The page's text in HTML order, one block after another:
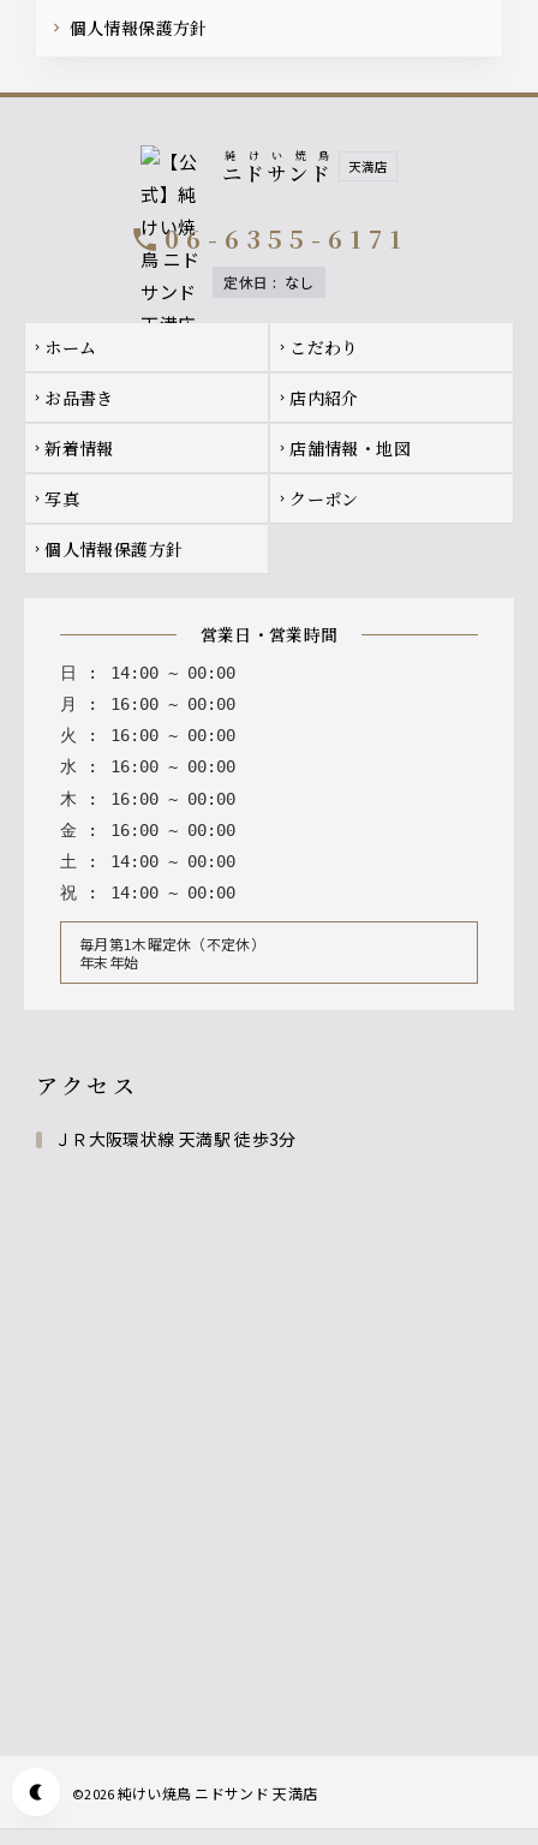
個人情報保護方針
純けい焼鳥
ニドサンド 天満店
call 06-6355-6171
定休日 : なし
Footer navigation
chevron_right ホーム chevron_right こだわり
chevron_right お品書き chevron_right 店内紹介
chevron_right 新着情報 chevron_right 店舗情報・地図
chevron_right 写真 chevron_right クーポン
chevron_right 個人情報保護方針
営業日・営業時間
日 : 14: 00 ~ 00: 00
月
: 16: 00 ~ 00: 00
火
: 16: 00 ~ 00: 00
水 : 16: 00 ~ 00: 00
木 : 16: 00 ~ 00: 00
金 : 16: 00 ~ 00: 00
土 : 14: 00 ~ 00: 00
祝 : 14: 00 ~ 00: 00
毎月第1木曜定休（不定休）
年末年始
アクセス
ＪＲ大阪環状線 天満駅 徒歩3分
©2026純けい焼鳥 ニドサンド 天満店
Appearance mode switch